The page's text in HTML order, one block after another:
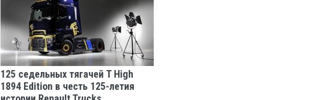
125 седельных тягачей T High
1894 Edition в честь 125-летия